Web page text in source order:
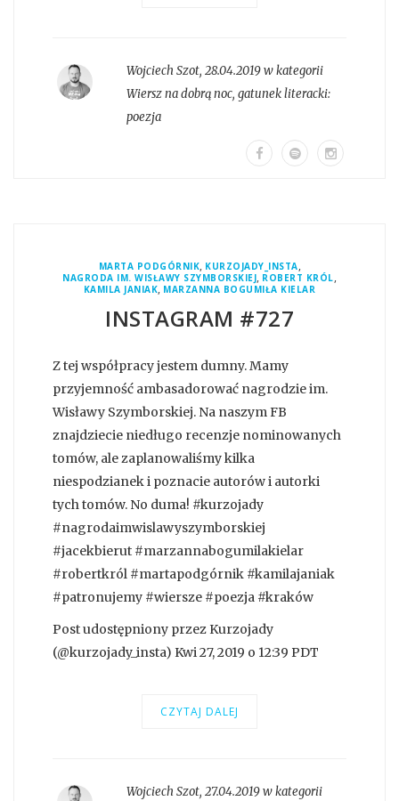
Wojciech Szot, 28.04.2019 w kategorii
Wiersz na dobrą noc, gatunek literacki:
poezja
MARTA PODGÓRNIK, KURZOJADY_INSTA,
NAGRODA IM. WISŁAWY SZYMBORSKIEJ, ROBERT KRÓL,
KAMILA JANIAK, MARZANNA BOGUMIŁA KIELAR
INSTAGRAM #727
Z tej współpracy jestem dumny. Mamy
przyjemność ambasadorować nagrodzie im.
Wisławy Szymborskiej. Na naszym FB
znajdziecie niedługo recenzje nominowanych
tomów, ale zaplanowaliśmy kilka
niespodzianek i poznacie autorów i autorki
tych tomów. No duma! #kurzojady
#nagrodaimwislawyszymborskiej
#jacekbierut #marzannabogumilakielar
#robertkról #martapodgórnik #kamilajaniak
#patronujemy #wiersze #poezja #kraków
Post udostępniony przez Kurzojady
(@kurzojady_insta) Kwi 27, 2019 o 12:39 PDT
CZYTAJ DALEJ
Wojciech Szot, 27.04.2019 w kategorii